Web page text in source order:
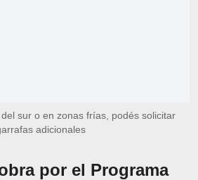
sur o en zonas frías, podés solicitar
adicionales
por el Programa